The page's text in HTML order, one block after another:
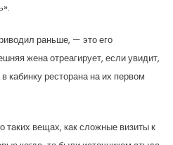
раньше, — это его
жена отреагирует, если увидит,
кабинку ресторана на их первом
таких вещах, как сложные визиты к